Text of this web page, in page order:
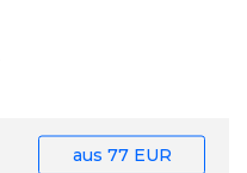
aus 77 EUR